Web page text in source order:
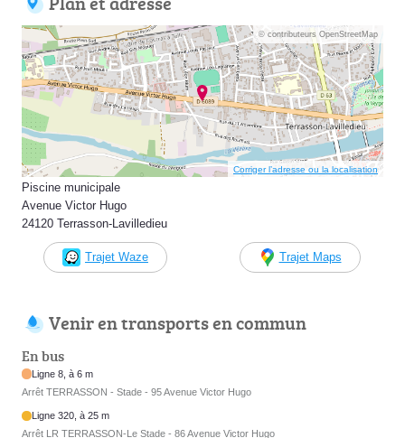
© contributeurs OpenStreetMap
Corriger l’adresse ou la localisation
Piscine municipale
Avenue Victor Hugo
24120 Terrasson-Lavilledieu
Trajet Waze Trajet Maps
Venir en transports en commun
En bus
Ligne 8, à 6 m
Arrêt TERRASSON - Stade - 95 Avenue Victor Hugo
Ligne 320, à 25 m
Arrêt LR TERRASSON-Le Stade - 86 Avenue Victor Hugo